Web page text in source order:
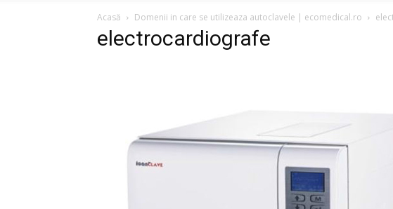
Acasă Domenii in care se utilizeaza autoclavele | ecomedical.ro
electrocardiografe